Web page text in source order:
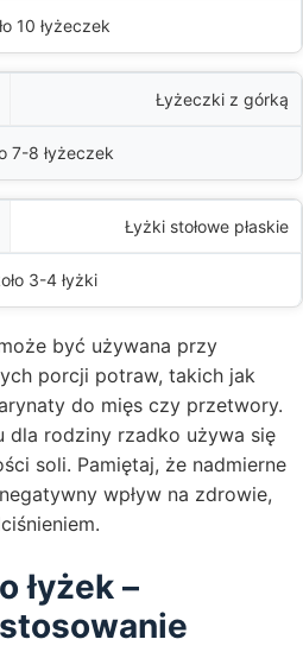
10 łyżeczek
Łyżeczki z górką
7-8 łyżeczek
Łyżki stołowe płaskie
3-4 łyżki
być używana przy
porcji potraw, takich jak
do mięs czy przetwory.
dla rodziny rzadko używa się
soli. Pamiętaj, że nadmierne
wpływ na zdrowie,
łyżek –